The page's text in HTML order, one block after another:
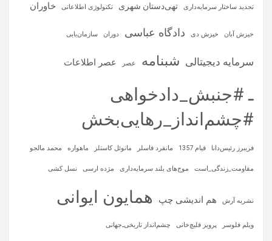
تجدید ساختار سرمایه‌داری تهی‌دستان شهری تکنولوژی اطلاعاتی خاوران
خیزش آبان خیزش دی دادگاه عباسی دوران سازمان‌یابی
سرمایه‌ دیجیتالی شبنامه عصر عصر اطلاعات
ـ #جنبش_دادخواهی
#چشم‌انداز_رهایی‌بخش
فریبرز رئیس‌دانا قیام 1357 مانفرد فاسلر مانوئل کاستلز ماهواره‌ محمد مالجو
مقاومت_زندگی_است موج‌های بلند سرمایه‌داری مژده ارسی نسل کشی
نشریه آرش هم اندیشی چپ همایون ایوانی
ویلم فلوسر پرویز قلیچ‌خانی چشم‌انداز تاریخی‌ـ‌جهانی